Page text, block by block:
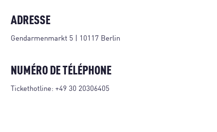
ADRESSE
Gendarmenmarkt 5 | 10117 Berlin
NUMÉRO DE TÉLÉPHONE
Tickethotline: +49 30 20306405